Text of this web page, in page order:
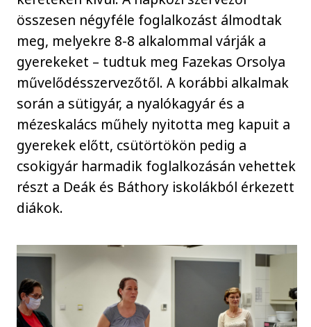
összesen négyféle foglalkozást álmodtak
meg, melyekre 8-8 alkalommal várják a
gyerekeket – tudtuk meg Fazekas Orsolya
művelődésszervezőtől. A korábbi alkalmak
során a sütigyár, a nyalókagyár és a
mézeskalács műhely nyitotta meg kapuit a
gyerekek előtt, csütörtökön pedig a
csokigyár harmadik foglalkozásán vehettek
részt a Deák és Báthory iskolákból érkezett
diákok.